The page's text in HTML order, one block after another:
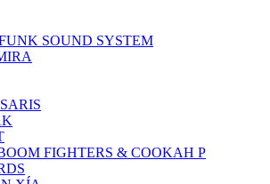
SOUND SYSTEM
FIGHTERS & COOKAH P